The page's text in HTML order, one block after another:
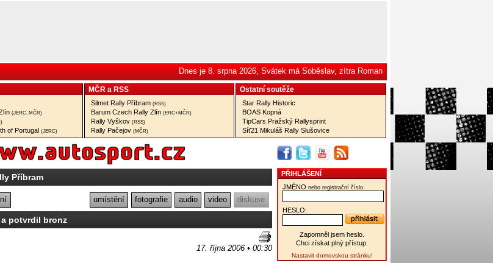
Dnes je 8. srpna 2026, Svátek má Soběslav, zítra Roman
(JERC, MČR)
of Portugal (JERC)
MČR a RSS
Silmet Rally Příbram (RSS)
Barum Czech Rally Zlín (ERC+MČR)
Rally Vyškov (RSS)
Rally Pačejov (MČR)
Ostatní­ soutěže
Star Rally Historic
BOAS Kopná
TipCars Pražský Rallysprint
Síť21 Mikuláš Rally Slušovice
Příbram
umístění fotografie audio video diskuse
potvrdil bronz
17. října 2006 • 00:30
PŘIHLÁŠENÍ
JMÉNO nebo registrační číslo:
HESLO:
Zapomněl jsem heslo.
Chci získat plný přístup.
Nastavit domovskou stránku!